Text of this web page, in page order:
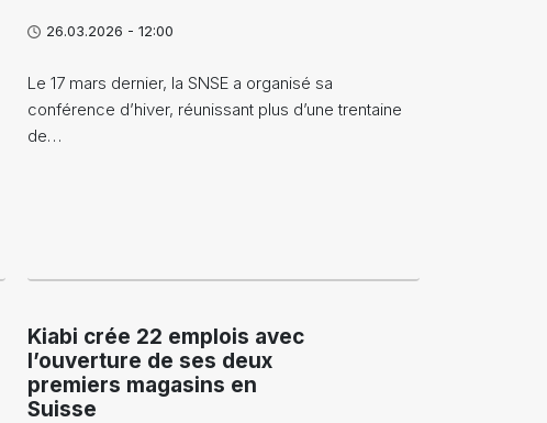
26.03.2026 - 12:00
Le 17 mars dernier, la SNSE a organisé sa
conférence d’hiver, réunissant plus d’une trentaine
de…
Kiabi crée 22 emplois avec
l’ouverture de ses deux
premiers magasins en
Suisse